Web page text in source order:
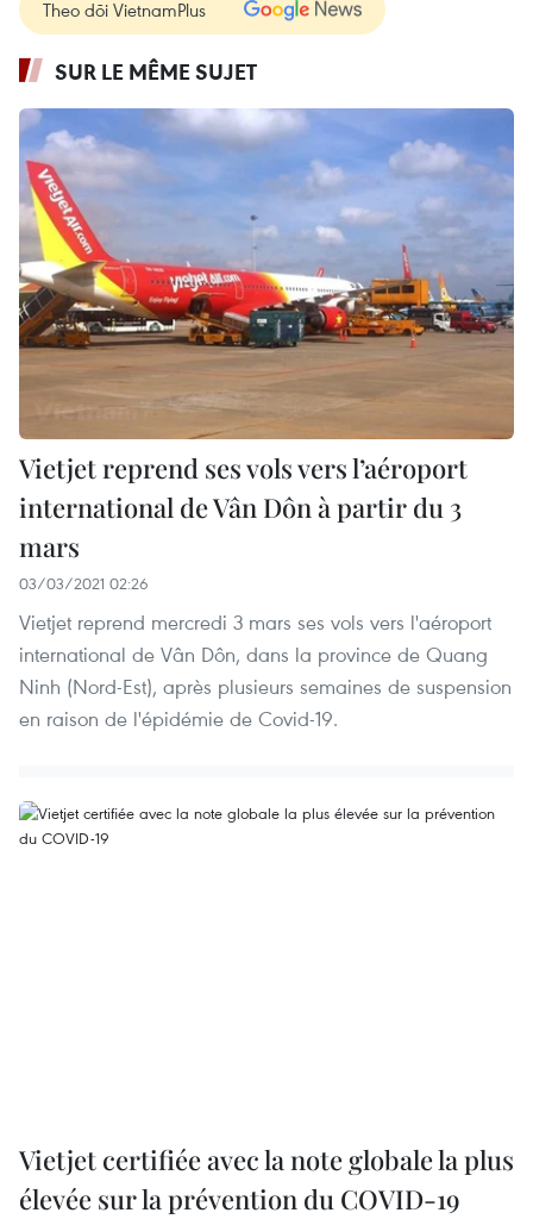
Theo dõi VietnamPlus
SUR LE MÊME SUJET
Vietjet reprend ses vols vers l’aéroport
international de Vân Dôn à partir du 3
mars
03/03/2021 02:26
Vietjet reprend mercredi 3 mars ses vols vers l'aéroport
international de Vân Dôn, dans la province de Quang
Ninh (Nord-Est), après plusieurs semaines de suspension
en raison de l'épidémie de Covid-19.
Vietjet certifiée avec la note globale la plus
élevée sur la prévention du COVID-19